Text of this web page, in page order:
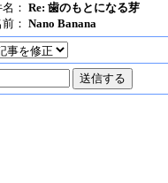
： Re: 歯のもとになる芽
： Nano Banana